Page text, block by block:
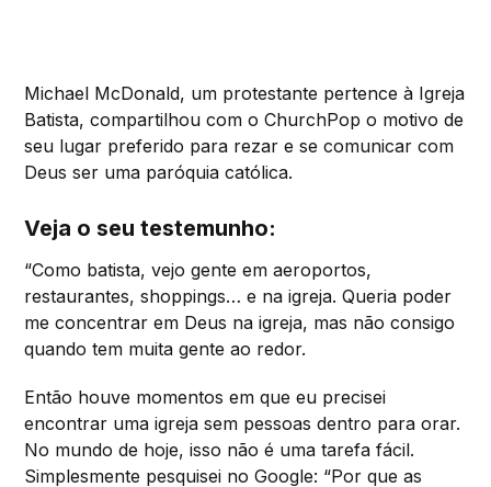
Michael McDonald, um protestante pertence à Igreja
Batista, compartilhou com o ChurchPop o motivo de
seu lugar preferido para rezar e se comunicar com
Deus ser uma paróquia católica.
Veja o seu testemunho:
“Como batista, vejo gente em aeroportos,
restaurantes, shoppings… e na igreja. Queria poder
me concentrar em Deus na igreja, mas não consigo
quando tem muita gente ao redor.
Então houve momentos em que eu precisei
encontrar uma igreja sem pessoas dentro para orar.
No mundo de hoje, isso não é uma tarefa fácil.
Simplesmente pesquisei no Google: “Por que as